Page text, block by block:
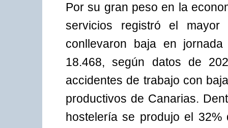
Por su gran peso en la
servicios registró el
conllevaron baja en
18.468, según datos de
accidentes de trabajo con
productivos de Canarias.
hostelería se produjo el